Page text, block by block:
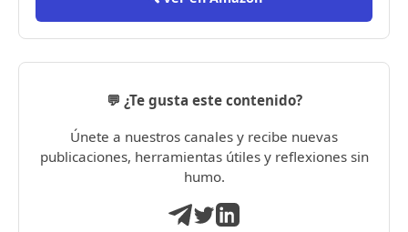
💬 ¿Te gusta este contenido?
Únete a nuestros canales y recibe nuevas
publicaciones, herramientas útiles y reflexiones sin
humo.